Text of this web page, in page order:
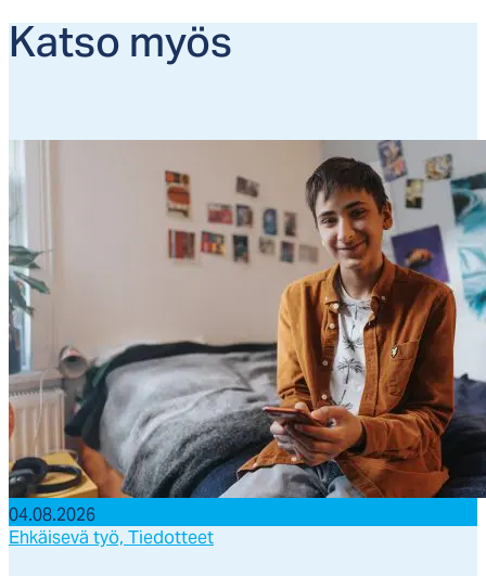
Kat­so myös
04.08.2026
Ehkäisevä työ, Tiedotteet